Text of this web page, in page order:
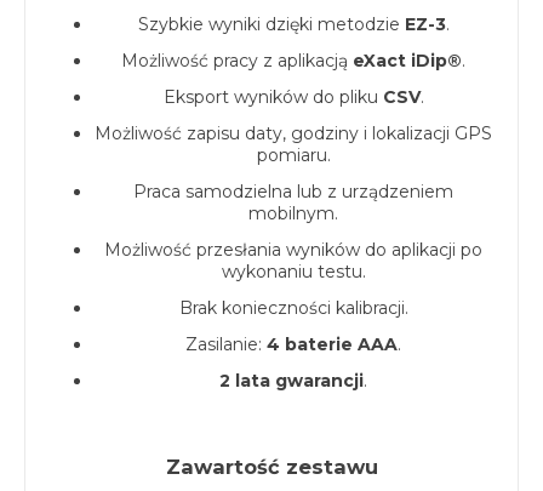
Szybkie wyniki dzięki metodzie EZ-3.
Możliwość pracy z aplikacją eXact iDip®.
Eksport wyników do pliku CSV.
Możliwość zapisu daty, godziny i lokalizacji GPS
pomiaru.
Praca samodzielna lub z urządzeniem
mobilnym.
Możliwość przesłania wyników do aplikacji po
wykonaniu testu.
Brak konieczności kalibracji.
Zasilanie: 4 baterie AAA.
2 lata gwarancji.
Zawartość zestawu